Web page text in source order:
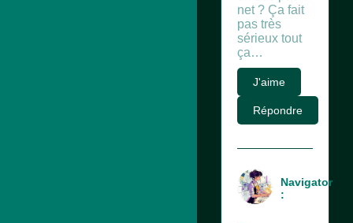
net ? Ça fait
pas très
sérieux tout
ça…
J'aime
Répondre
Navigator
: